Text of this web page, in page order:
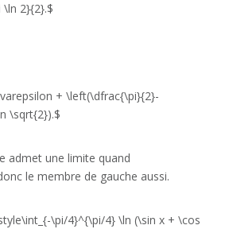
\ln 2}{2}.$
+ \left(\dfrac{\pi}{2}-
\sqrt{2}).$
admet une limite quand
le membre de gauche aussi.
\pi/4}^{\pi/4} \ln (\sin x + \cos